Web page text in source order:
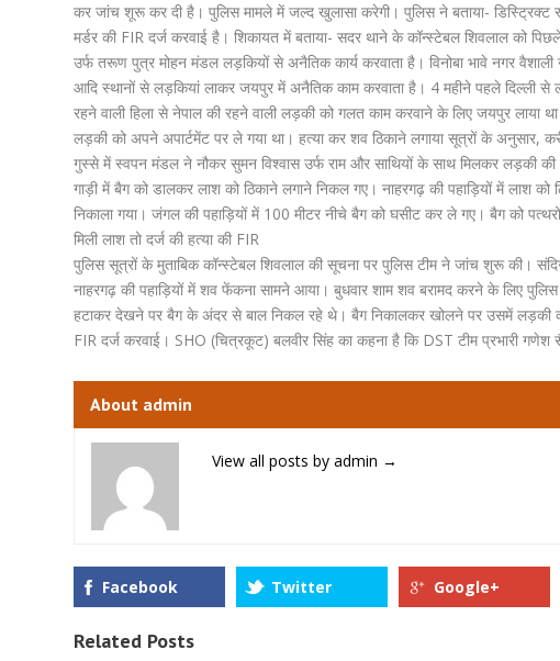
कर जांच शूरू कर दी है। पुलिस मामले में जल्द खुलासा करेगी। पुलिस ने बताया-
मर्डर की FIR दर्ज करवाई है। शिकायत में बताया- सदर थाने के कॉन्स्टेबल शिवलाल को
उर्फ तरूण पुत्र मोहन मंडल लड़कियों से अनैतिक कार्य करवाता है। विनोबा भावे नगर
आदि स्थानों से लड़कियां लाकर जयपुर में अनैतिक काम करवाता है। 4 महीने पहले दिल्ली से
रहने वाली हिला से नेपाल की रहने वाली लड़की को गलत काम करवाने के लिए जयपुर
लड़की को अपने अपार्टमेंट पर ले गया था। हत्या कर शव ठिकाने लगाया सूत्रों के
गुस्से में स्वपन मंडल ने नौकर सुमन विश्वास उर्फ राम और साथियों के साथ मिलकर लड़की
गाड़ी में बैग को डालकर लाश को ठिकाने लगाने निकल गए। नाहरगढ़ की पहाड़ियों में लाश
निकाला गया। जंगल की पहाड़ियों में 100 मीटर नीचे बैग को घसीट कर ले गए। बैग को
मिली लाश तो दर्ज की हत्या की FIR
पुलिस सूत्रों के मुताबिक कॉन्स्टेबल शिवलाल की सूचना पर पुलिस टीम ने जांच शुरू की।
नाहरगढ़ की पहाड़ियों में शव फेंकना सामने आया। बुधवार शाम शव बरामद करने के लिए
हटाकर देखने पर बैग के अंदर से बाल निकल रहे थे। बैग निकालकर खोलने पर उसमें लड़की
FIR दर्ज करवाई। SHO (चित्रकूट) बलवीर सिंह का कहना है कि DST टीम प्रभारी
About admin
View all posts by admin →
Facebook Twitter Google+
Related Posts